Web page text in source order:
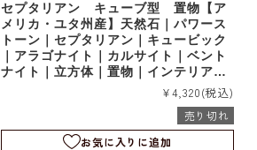
セプタリアン キューブ型 置物【ア
メリカ・ユタ州産】天然石｜パワース
トーン｜セプタリアン｜キュービック
｜アラゴナイト｜カルサイト｜ベント
ナイト｜立方体｜置物｜インテリア｜t
¥4,320(税込)
売り切れ
お気に入りに追加